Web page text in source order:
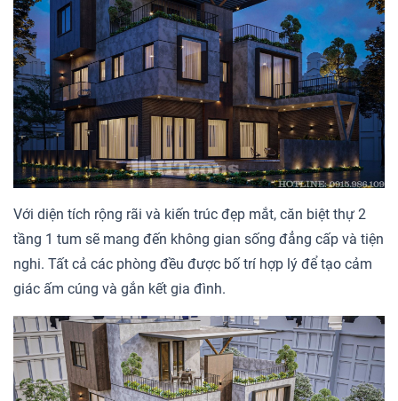
Với diện tích rộng rãi và kiến trúc đẹp mắt, căn biệt thự 2
tầng 1 tum sẽ mang đến không gian sống đẳng cấp và tiện
nghi. Tất cả các phòng đều được bố trí hợp lý để tạo cảm
giác ấm cúng và gắn kết gia đình.